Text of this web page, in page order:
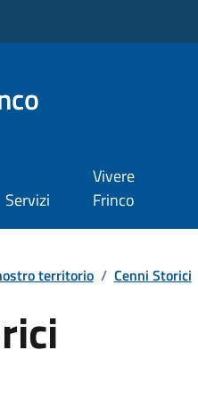
Servizi
Vivere
Frinco
territorio / Cenni Storici